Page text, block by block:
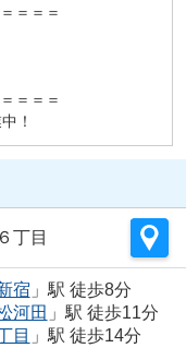
＝＝＝
＝＝＝
！
６丁目
宿 」駅 徒歩8分
河田 」駅 徒歩11分
目 」駅 徒歩14分